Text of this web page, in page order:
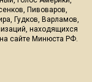
Пивоваров,
Гудков, Варламов,
находящихся
сайте Минюста РФ.